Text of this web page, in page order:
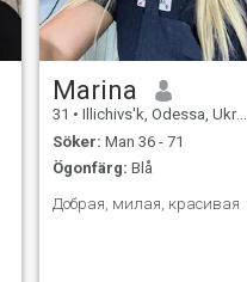
Marina
31 • Illichivs'k, Odessa, Ukraina
Söker: Man 36 - 71
Ögonfärg: Blå
Добрая, милая, красивая